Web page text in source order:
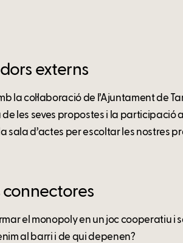
externs
la col·laboració de l’Ajuntament de
de les seves propostes i la participació
sala d’actes per escoltar les nostres
connectores
el monopoly en un joc cooperatiu i
al barri i de qui depenen?